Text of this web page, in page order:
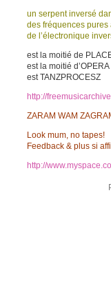
un serpent inversé
des fréquences pures
de l’électronique
est la moitié de
est la moitié
est TANZPROCESZ
http://
ZARAM WAM
Look mum, no tapes!
Feedback & plus si
http://